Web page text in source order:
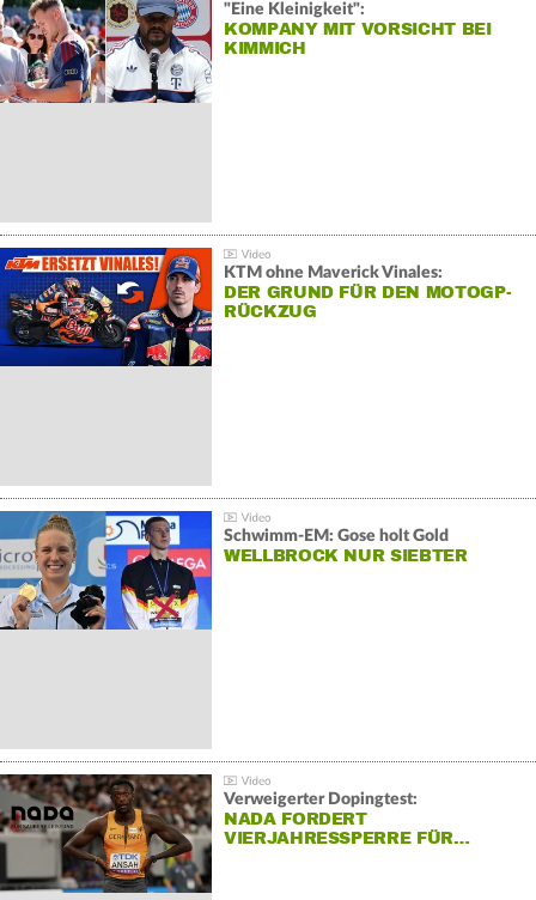
"Eine Kleinigkeit":
KOMPANY MIT VORSICHT BEI
KIMMICH
KTM ohne Maverick Vinales:
DER GRUND FÜR DEN MOTOGP-
RÜCKZUG
Schwimm-EM: Gose holt Gold
WELLBROCK NUR SIEBTER
Verweigerter Dopingtest:
NADA FORDERT
VIERJAHRESSPERRE FÜR…